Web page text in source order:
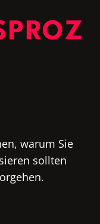
warum Sie
sollten